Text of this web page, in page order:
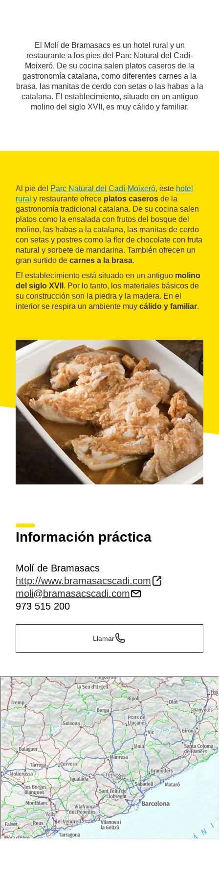
El Molí de Bramasacs es un hotel rural y un
restaurante a los pies del Parc Natural del Cadí-
Moixeró. De su cocina salen platos caseros de la
gastronomía catalana, como diferentes carnes a la
brasa, las manitas de cerdo con setas o las habas a la
catalana. El establecimiento, situado en un antiguo
molino del siglo XVII, es muy cálido y familiar.
Al pie del Parc Natural del Cadí-Moixeró, este hotel
rural y restaurante ofrece platos caseros de la
gastronomía tradicional catalana. De su cocina salen
platos como la ensalada con frutos del bosque del
molino, las habas a la catalana, las manitas de cerdo
con setas y postres como la flor de chocolate con fruta
natural y sorbete de mandarina. También ofrecen un
gran surtido de carnes a la brasa.
El establecimiento está situado en un antiguo molino
del siglo XVII . Por lo tanto, los materiales básicos de
su construcción son la piedra y la madera. En el
interior se respira un ambiente muy cálido y familiar.
Información práctica
Molí de Bramasacs
http://www.bramasacscadi.com
moli@bramasacscadi.com
973 515 200
Llamar